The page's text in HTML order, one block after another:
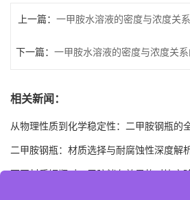
上一篇： 一甲胺水溶液的密度与浓度关系
下一篇： 一甲胺水溶液的密度与浓度关
相关新闻：
从物理性质到化学稳定性：二甲胺钢瓶的
二甲胺钢瓶：材质选择与耐腐蚀性深度解